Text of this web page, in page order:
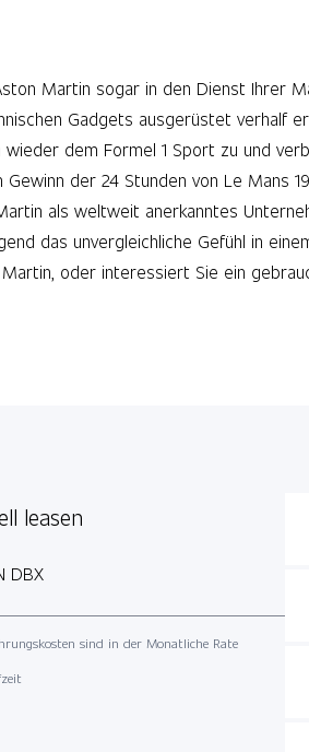
Martin sogar in den Dienst Ihrer
Gadgets ausgerüstet verhalf
dem Formel 1 Sport zu und
Gewinn der 24 Stunden von Le
als weltweit anerkanntes
das unvergleichliche Gefühl in
oder interessiert Sie ein
leasen
DBX
sind in der Monatliche Rate